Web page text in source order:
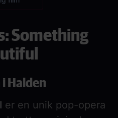
Something
i Halden
er en unik pop-opera